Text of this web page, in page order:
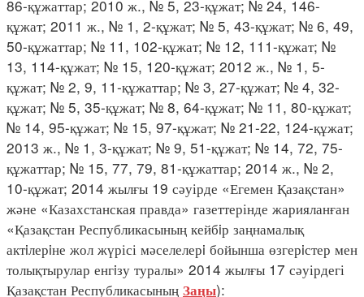
86-құжаттар; 2010 ж., № 5, 23-құжат; № 24, 146-
құжат; 2011 ж., № 1, 2-құжат; № 5, 43-құжат; № 6, 49,
50-құжаттар; № 11, 102-құжат; № 12, 111-құжат; №
13, 114-құжат; № 15, 120-құжат; 2012 ж., № 1, 5-
құжат; № 2, 9, 11-құжаттар; № 3, 27-құжат; № 4, 32-
құжат; № 5, 35-құжат; № 8, 64-құжат; № 11, 80-құжат;
№ 14, 95-құжат; № 15, 97-құжат; № 21-22, 124-құжат;
2013 ж., № 1, 3-құжат; № 9, 51-құжат; № 14, 72, 75-
құжаттар; № 15, 77, 79, 81-құжаттар; 2014 ж., № 2,
10-құжат; 2014 жылғы 19 сәуірде «Егемен Қазақстан»
және «Казахстанская правда» газеттерінде жарияланған
«Қазақстан Республикасының кейбiр заңнамалық
актiлерiне жол жүрісі мәселелерi бойынша өзгерiстер мен
толықтырулар енгiзу туралы» 2014 жылғы 17 сәуірдегі
Қазақстан Республикасының Заңы):